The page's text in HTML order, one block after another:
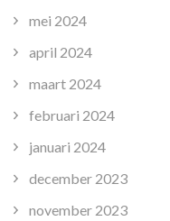
mei 2024
april 2024
maart 2024
februari 2024
januari 2024
december 2023
november 2023